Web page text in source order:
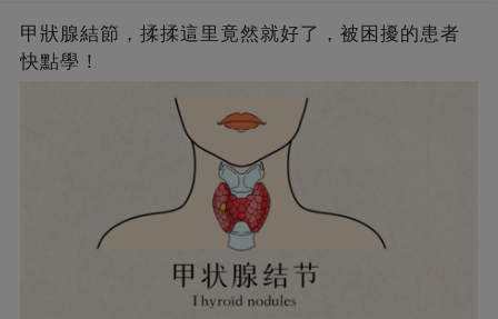
甲狀腺結節，揉揉這里竟然就好了，被困擾的患者
快點學！